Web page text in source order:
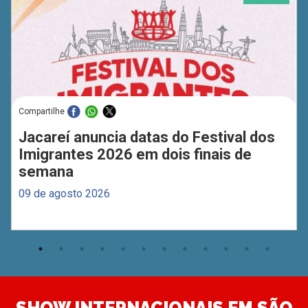
Compartilhe
Jacareí anuncia datas do Festival dos
Imigrantes 2026 em dois finais de
semana
09 de agosto 2026